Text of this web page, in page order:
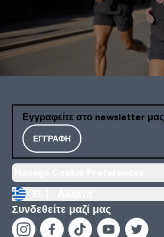
Εγγραφείτε στο newsletter μας
ΕΓΓΡΑΦΉ
Συνδεθείτε μαζί μας